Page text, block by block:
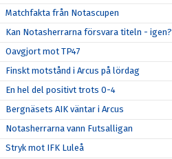
Matchfakta från Notascupen
Kan Notasherrarna försvara titeln - igen?
Oavgjort mot TP47
Finskt motstånd i Arcus på lördag
En hel del positivt trots 0-4
Bergnäsets AIK väntar i Arcus
Notasherrarna vann Futsalligan
Stryk mot IFK Luleå